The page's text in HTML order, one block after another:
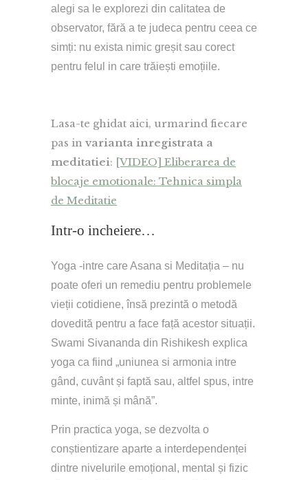
alegi sa le explorezi din calitatea de
observator, fără a te judeca pentru ceea ce
simți: nu exista nimic greșit sau corect
pentru felul in care trăiești emoțiile.
Lasa-te ghidat aici, urmarind fiecare
pas in varianta inregistrata a
meditatiei: [VIDEO] Eliberarea de
blocaje emotionale: Tehnica simpla
de Meditatie
Intr-o incheiere…
Yoga -intre care Asana si Meditația – nu
poate oferi un remediu pentru problemele
vieții cotidiene, însă prezintă o metodă
dovedită pentru a face față acestor situații.
Swami Sivananda din Rishikesh explica
yoga ca fiind „uniunea si armonia intre
gând, cuvânt și faptă sau, altfel spus, intre
minte, inimă și mână”.
Prin practica yoga, se dezvolta o
conștientizare aparte a interdependenței
dintre nivelurile emoțional, mental și fizic